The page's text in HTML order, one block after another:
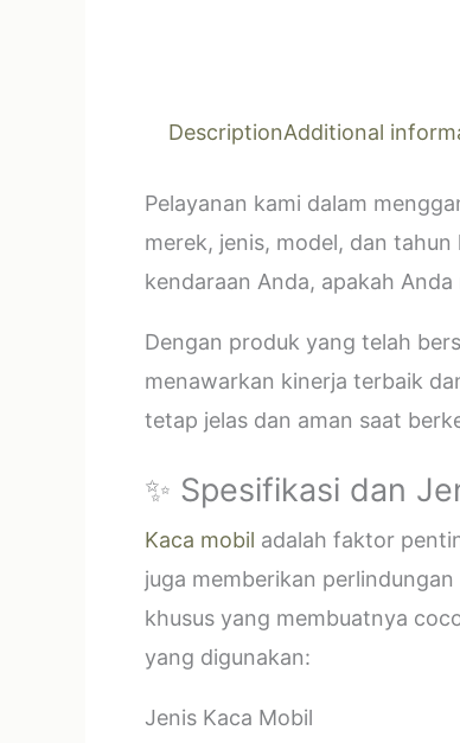
DescriptionAdditional
Pelayanan kami dalam
merek, jenis, model, dan
kendaraan Anda, apakah
Dengan produk yang telah
menawarkan kinerja terbaik
tetap jelas dan aman saat
✨ Spesifikasi dan
Kaca mobil adalah faktor
juga memberikan
khusus yang membuatnya
yang digunakan:
Jenis Kaca Mobil